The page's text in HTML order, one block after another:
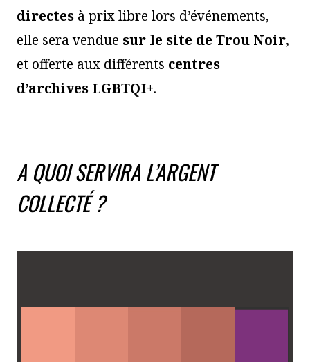
directes à prix libre lors d’événements,
elle sera vendue sur le site de Trou Noir,
et offerte aux différents centres
d’archives LGBTQI+.
A QUOI SERVIRA L’ARGENT
COLLECTÉ ?